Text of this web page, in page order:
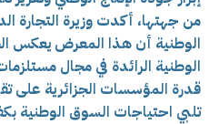
من جهتها، أكدت وزيرة التجارة
الوطنية أن هذا المعرض يعكس
الوطنية الرائدة في مجال
قدرة المؤسسات الجزائرية على
تلبي احتياجات السوق الوطنية